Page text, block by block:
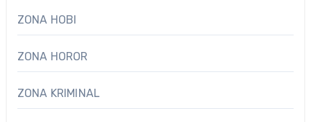
ZONA HOBI
ZONA HOROR
ZONA KRIMINAL